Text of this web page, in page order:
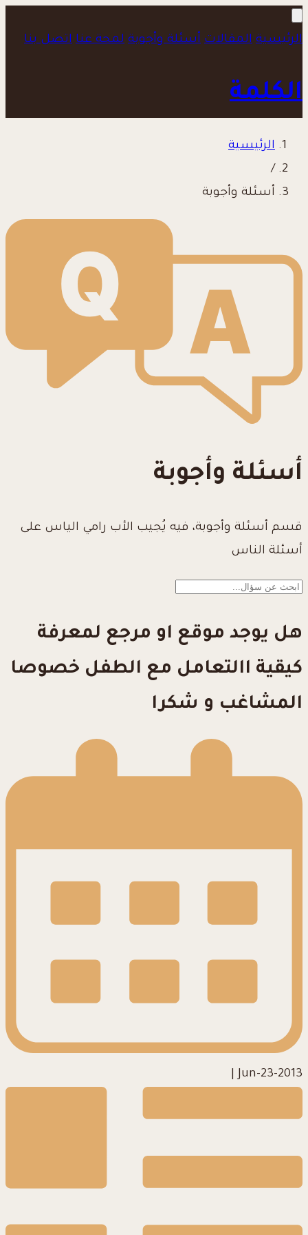
الرئيسية المقالات أسئلة وأجوبة لمحة عنا اتصل بنا
الكلمة
الرئيسية
/
أسئلة وأجوبة
أسئلة وأجوبة
قسم أسئلة وأجوبة، فيه يُجيب الأب رامي الياس على
أسئلة الناس
هل يوجد موقع او مرجع لمعرفة
كيقية االتعامل مع الطفل خصوصا
المشاغب و شكرا
2013-Jun-23